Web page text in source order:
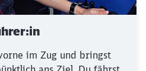
im Zug und bringst